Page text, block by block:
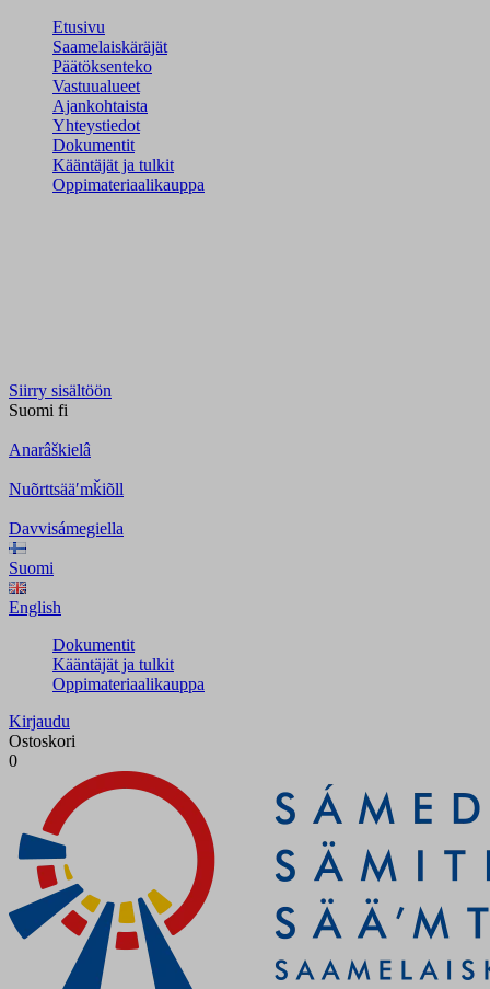
Etusivu
Saamelaiskäräjät
Päätöksenteko
Vastuualueet
Ajankohtaista
Yhteystiedot
Dokumentit
Kääntäjät ja tulkit
Oppimateriaalikauppa
Siirry sisältöön
Suomi fi
Anarâškielâ
Nuõrttsääʹmǩiõll
Davvisámegiella
Suomi
English
Dokumentit
Kääntäjät ja tulkit
Oppimateriaalikauppa
Kirjaudu
Ostoskori
0